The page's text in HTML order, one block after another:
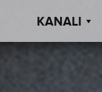
KANALI